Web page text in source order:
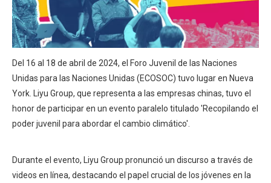
Del 16 al 18 de abril de 2024, el Foro Juvenil de las Naciones
Unidas para las Naciones Unidas (ECOSOC) tuvo lugar en Nueva
York. Liyu Group, que representa a las empresas chinas, tuvo el
honor de participar en un evento paralelo titulado 'Recopilando el
poder juvenil para abordar el cambio climático'.
Durante el evento, Liyu Group pronunció un discurso a través de
videos en línea, destacando el papel crucial de los jóvenes en la